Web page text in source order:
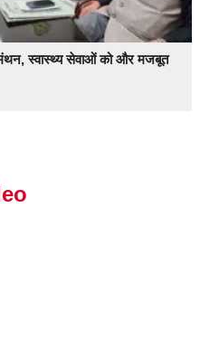
स्वास्थ्य सेवाओं को और मजबूत